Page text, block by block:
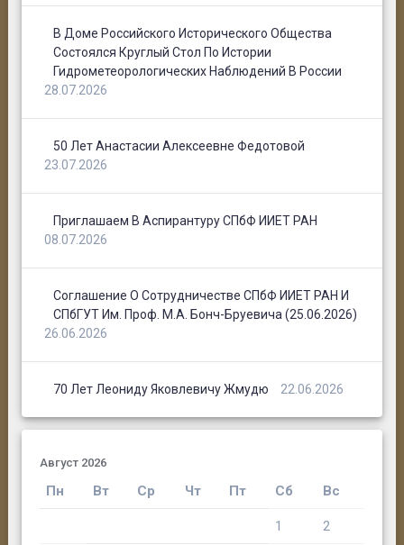
В Доме Российского Исторического Общества
Состоялся Круглый Стол По Истории
Гидрометеорологических Наблюдений В России
28.07.2026
50 Лет Анастасии Алексеевне Федотовой
23.07.2026
Приглашаем В Аспирантуру СПбФ ИИЕТ РАН
08.07.2026
Соглашение О Сотрудничестве СПбФ ИИЕТ РАН И
СПбГУТ Им. Проф. М.А. Бонч-Бруевича (25.06.2026)
26.06.2026
70 Лет Леониду Яковлевичу Жмудю 22.06.2026
Август 2026
Пн Вт Ср Чт Пт Сб Вс
1 2